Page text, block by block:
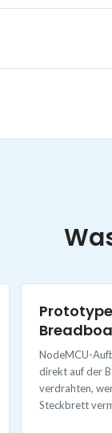
NodeMCU-
direkt auf der
verdrahten,
Steckbrett